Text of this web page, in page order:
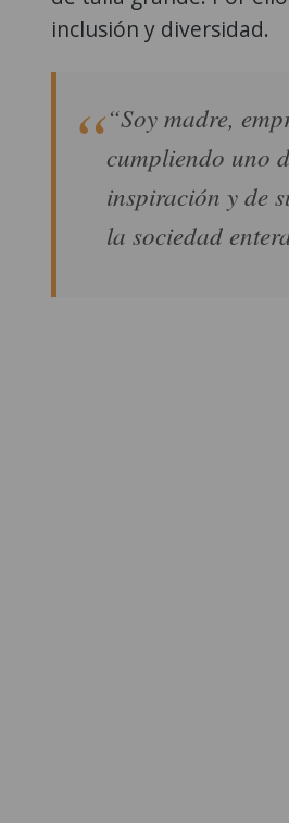
inclusión y diversidad.
“Soy madre,
cumpliendo uno
inspiración y de
la sociedad